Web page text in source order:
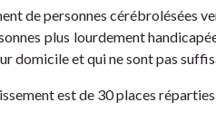
de personnes cérébrolésées
plus lourdement
domicile et qui ne sont pas
est de 30 places